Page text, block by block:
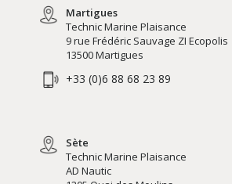
Martigues
Technic Marine Plaisance
9 rue Frédéric Sauvage ZI Ecopolis
13500 Martigues
+33 (0)6 88 68 23 89
Sète
Technic Marine Plaisance
AD Nautic